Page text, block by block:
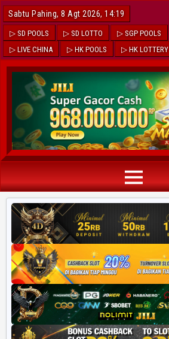
Sabtu Pahing, 8 Agt 2026, 14:19
▷ SD POOLS ▷ SD LOTTO ▷ SGP POOLS
▷ LIVE CHINA
▷ HK POOLS ▷ HK LOTTERY